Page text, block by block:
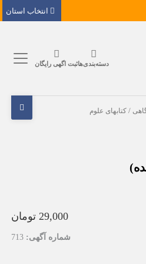
دسته‌بندی‌هاثبت اگهی رایگان
/کتابهای علوم
29,000 تومان
شماره آگهی: 713